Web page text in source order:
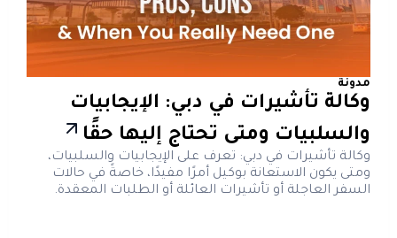
مدونة
وكالة تأشيرات في دبي: الإيجابيات
والسلبيات ومتى تحتاج إليها حقًا
وكالة تأشيرات في دبي: تعرف على الإيجابيات والسلبيات،
ومتى يكون الاستعانة بوكيل أمرًا مفيدًا، خاصةً في حالات
السفر العاجلة أو تأشيرات العائلة أو الطلبات المعقدة.